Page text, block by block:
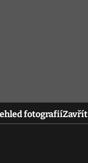
fotografiíZavřít